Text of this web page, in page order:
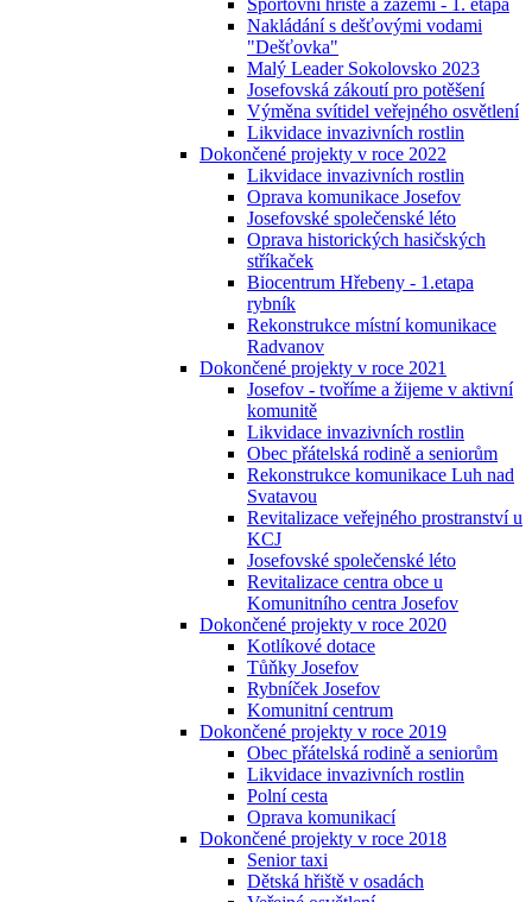
Sportovní hřiště a zázemí - 1. etapa
Nakládání s dešťovými vodami
"Dešťovka"
Malý Leader Sokolovsko 2023
Josefovská zákoutí pro potěšení
Výměna svítidel veřejného osvětlení
Likvidace invazivních rostlin
Dokončené projekty v roce 2022
Likvidace invazivních rostlin
Oprava komunikace Josefov
Josefovské společenské léto
Oprava historických hasičských
stříkaček
Biocentrum Hřebeny - 1.etapa
rybník
Rekonstrukce místní komunikace
Radvanov
Dokončené projekty v roce 2021
Josefov - tvoříme a žijeme v aktivní
komunitě
Likvidace invazivních rostlin
Obec přátelská rodině a seniorům
Rekonstrukce komunikace Luh nad
Svatavou
Revitalizace veřejného prostranství u
KCJ
Josefovské společenské léto
Revitalizace centra obce u
Komunitního centra Josefov
Dokončené projekty v roce 2020
Kotlíkové dotace
Tůňky Josefov
Rybníček Josefov
Komunitní centrum
Dokončené projekty v roce 2019
Obec přátelská rodině a seniorům
Likvidace invazivních rostlin
Polní cesta
Oprava komunikací
Dokončené projekty v roce 2018
Senior taxi
Dětská hřiště v osadách